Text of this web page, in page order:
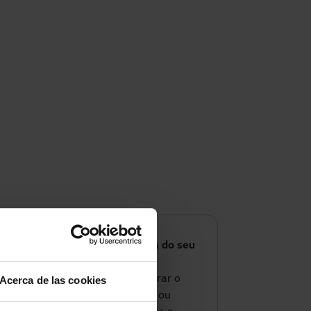
Acerca de las cookies
Pronto para otimizar o clima do seu
negócio?
Se este verão quer melhorar o
conforto do seu espaço ou